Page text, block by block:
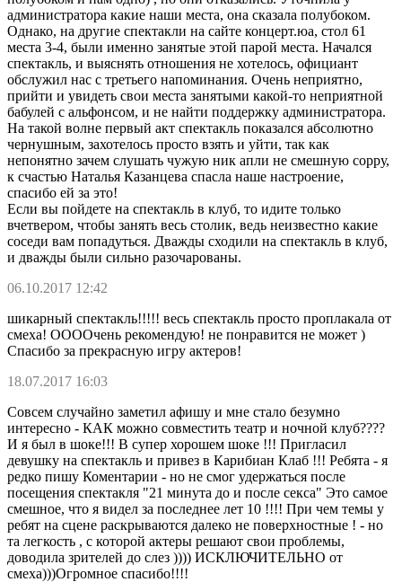
администратора какие наши места, она сказала полубоком.
Однако, на другие спектакли на сайте концерт.юа, стол 61
места 3-4, были именно занятые этой парой места. Начался
спектакль, и выяснять отношения не хотелось, официант
обслужил нас с третьего напоминания. Очень неприятно,
прийти и увидеть свои места занятыми какой-то неприятной
бабулей с альфонсом, и не найти поддержку администратора.
На такой волне первый акт спектакль показался абсолютно
чернушным, захотелось просто взять и уйти, так как
непонятно зачем слушать чужую ник апли не смешную сорру,
к счастью Наталья Казанцева спасла наше настроение,
спасибо ей за это!
Если вы пойдете на спектакль в клуб, то идите только
вчетвером, чтобы занять весь столик, ведь неизвестно какие
соседи вам попадуться. Дважды сходили на спектакль в клуб,
и дважды были сильно разочарованы.
06.10.2017 12:42
шикарный спектакль!!!!! весь спектакль просто проплакала от
смеха! ООООчень рекомендую! не понравится не может )
Спасибо за прекрасную игру актеров!
18.07.2017 16:03
Совсем случайно заметил афишу и мне стало безумно
интересно - КАК можно совместить театр и ночной клуб????
И я был в шоке!!! В супер хорошем шоке !!! Пригласил
девушку на спектакль и привез в Карибиан Клаб !!! Ребята - я
редко пишу Коментарии - но не смог удержаться после
посещения спектакля "21 минута до и после секса" Это самое
смешное, что я видел за последнее лет 10 !!!! При чем темы у
ребят на сцене раскрываются далеко не поверхностные ! - но
та легкость , с которой актеры решают свои проблемы,
доводила зрителей до слез )))) ИСКЛЮЧИТЕЛЬНО от
смеха)))Огромное спасибо!!!!